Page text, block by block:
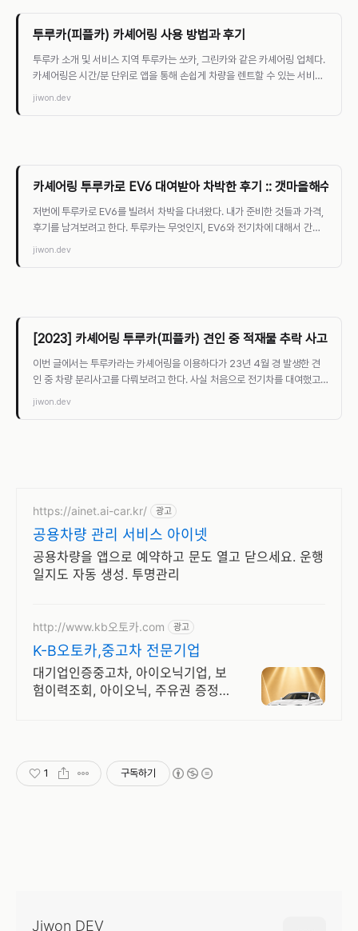
투루카(피플카) 카셰어링 사용 방법과 후기
투루카 소개 및 서비스 지역 투루카는 쏘카, 그린카와 같은 카셰어링 업체다.
카셰어링은 시간/분 단위로 앱을 통해 손쉽게 차량을 렌트할 수 있는 서비스
jiwon.dev
카셰어링 투루카로 EV6 대여받아 차박한 후기 :: 갯마을해수욕장
저번에 투루카로 EV6를 빌려서 차박을 다녀왔다. 내가 준비한 것들과 가격,
후기를 남겨보려고 한다. 투루카는 무엇인지, EV6와 전기차에 대해서 간략
jiwon.dev
[2023] 카셰어링 투루카(피플카) 견인 중 적재물 추락 사고 후
이번 글에서는 투루카라는 카셰어링을 이용하다가 23년 4월 경 발생한 견
인 중 차량 분리사고를 다뤄보려고 한다. 사실 처음으로 전기차를 대여했고
jiwon.dev
https://ainet.ai-car.kr/ 광고
공용차량 관리 서비스 아이넷
공용차량을 앱으로 예약하고 문도 열고 닫으세요. 운행
일지도 자동 생성. 투명관리
http://www.kb오토카.com 광고
K-B오토카,중고차 전문기업
대기업인증중고차, 아이오닉기업, 보
험이력조회, 아이오닉, 주유권 증정
1 구독하기
Jiwon DEV